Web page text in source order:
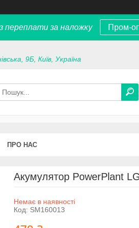
переплати за наложку Пром-
9Б, Київ, Україна
ПРО НАС
Акумулятор PowerPlant
Немає в наявності
Код: SM160013